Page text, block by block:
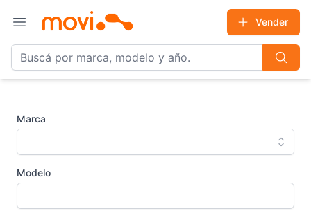
Open main menu
Vender
Marca
Modelo